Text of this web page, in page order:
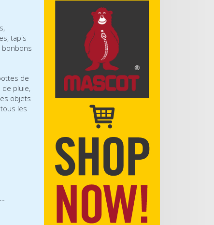
tapis
bonbons
de
pluie,
objets
les